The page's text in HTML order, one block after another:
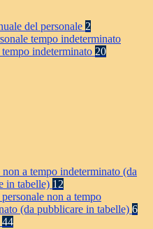
del personale 2
tempo indeterminato
indeterminato 20
non a tempo indeterminato (da
in tabelle) 12
non a tempo
(da pubblicare in tabelle) 6
44